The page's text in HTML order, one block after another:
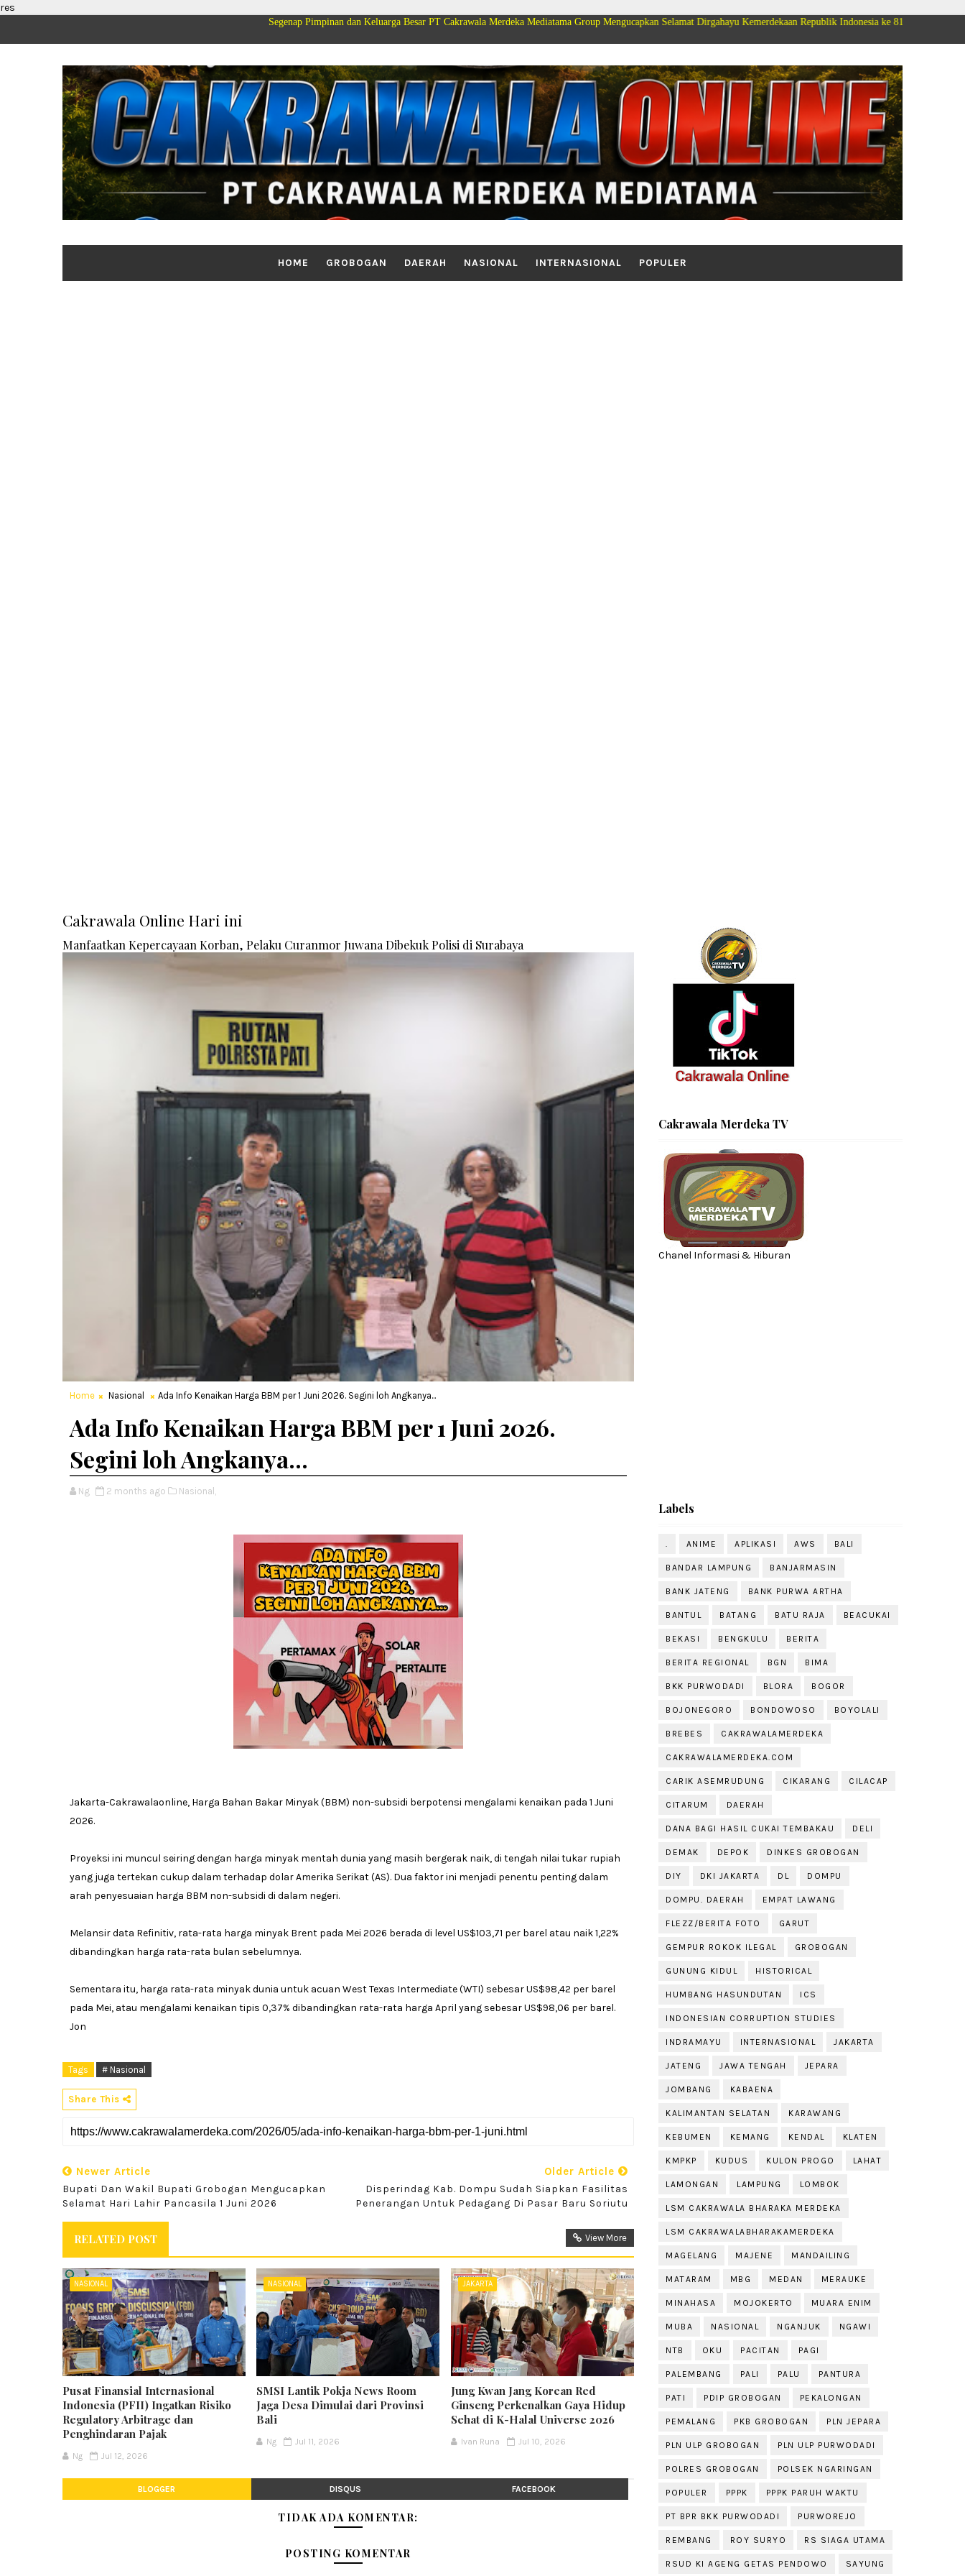
res
Segenap Pimpinan dan Keluarga Besar PT Cakrawala Merdeka Mediatama Group Mengucapkan Selamat Dirgahayu Kemerdekaan Republik Indonesia ke 81
HOME GROBOGAN DAERAH NASIONAL INTERNASIONAL POPULER
Cakrawala Online Hari ini
Manfaatkan Kepercayaan Korban, Pelaku Curanmor Juwana Dibekuk Polisi di Surabaya
Home Nasional Ada Info Kenaikan Harga BBM per 1 Juni 2026. Segini loh Angkanya...
Ada Info Kenaikan Harga BBM per 1 Juni 2026.
Segini loh Angkanya...
Ng 2 months ago Nasional,
Jakarta-Cakrawalaonline, Harga Bahan Bakar Minyak (BBM) non-subsidi berpotensi mengalami kenaikan pada 1 Juni
2026.
Proyeksi ini muncul seiring dengan harga minyak mentah dunia yang masih bergerak naik, di tengah nilai tukar rupiah
yang juga tertekan cukup dalam terhadap dolar Amerika Serikat (AS). Dua faktor ini menjadi penentu penting dalam
arah penyesuaian harga BBM non-subsidi di dalam negeri.
Melansir data Refinitiv, rata-rata harga minyak Brent pada Mei 2026 berada di level US$103,71 per barel atau naik 1,22%
dibandingkan harga rata-rata bulan sebelumnya.
Sementara itu, harga rata-rata minyak dunia untuk acuan West Texas Intermediate (WTI) sebesar US$98,42 per barel
pada Mei, atau mengalami kenaikan tipis 0,37% dibandingkan rata-rata harga April yang sebesar US$98,06 per barel.
Jon
Tags # Nasional
Share This
Newer Article
Bupati Dan Wakil Bupati Grobogan Mengucapkan
Selamat Hari Lahir Pancasila 1 Juni 2026
Older Article
Disperindag Kab. Dompu Sudah Siapkan Fasilitas
Penerangan Untuk Pedagang Di Pasar Baru Soriutu
RELATED POST View More
NASIONAL
Pusat Finansial Internasional
Indonesia (PFII) Ingatkan Risiko
Regulatory Arbitrage dan
Penghindaran Pajak
Ng Jul 12, 2026
NASIONAL
SMSI Lantik Pokja News Room
Jaga Desa Dimulai dari Provinsi
Bali
Ng Jul 11, 2026
JAKARTA
Jung Kwan Jang Korean Red
Ginseng Perkenalkan Gaya Hidup
Sehat di K-Halal Universe 2026
Ivan Runa Jul 10, 2026
BLOGGER DISQUS FACEBOOK
TIDAK ADA KOMENTAR:
POSTING KOMENTAR
Cakrawala Merdeka TV
Chanel Informasi & Hiburan
Labels
. ANIME APLIKASI AWS BALI
BANDAR LAMPUNG BANJARMASIN
BANK JATENG BANK PURWA ARTHA
BANTUL BATANG BATU RAJA BEACUKAI
BEKASI BENGKULU BERITA
BERITA REGIONAL BGN BIMA
BKK PURWODADI BLORA BOGOR
BOJONEGORO BONDOWOSO BOYOLALI
BREBES CAKRAWALAMERDEKA
CAKRAWALAMERDEKA.COM
CARIK ASEMRUDUNG CIKARANG CILACAP
CITARUM DAERAH
DANA BAGI HASIL CUKAI TEMBAKAU DELI
DEMAK DEPOK DINKES GROBOGAN
DIY DKI JAKARTA DL DOMPU
DOMPU. DAERAH EMPAT LAWANG
FLEZZ/BERITA FOTO GARUT
GEMPUR ROKOK ILEGAL GROBOGAN
GUNUNG KIDUL HISTORICAL
HUMBANG HASUNDUTAN ICS
INDONESIAN CORRUPTION STUDIES
INDRAMAYU INTERNASIONAL JAKARTA
JATENG JAWA TENGAH JEPARA
JOMBANG KABAENA
KALIMANTAN SELATAN KARAWANG
KEBUMEN KEMANG KENDAL KLATEN
KMPKP KUDUS KULON PROGO LAHAT
LAMONGAN LAMPUNG LOMBOK
LSM CAKRAWALA BHARAKA MERDEKA
LSM CAKRAWALABHARAKAMERDEKA
MAGELANG MAJENE MANDAILING
MATARAM MBG MEDAN MERAUKE
MINAHASA MOJOKERTO MUARA ENIM
MUBA NASIONAL NGANJUK NGAWI
NTB OKU PACITAN PAGI
PALEMBANG PALI PALU PANTURA
PATI PDIP GROBOGAN PEKALONGAN
PEMALANG PKB GROBOGAN PLN JEPARA
PLN ULP GROBOGAN PLN ULP PURWODADI
POLRES GROBOGAN POLSEK NGARINGAN
POPULER PPPK PPPK PARUH WAKTU
PT BPR BKK PURWODADI PURWOREJO
REMBANG ROY SURYO RS SIAGA UTAMA
RSUD KI AGENG GETAS PENDOWO SAYUNG